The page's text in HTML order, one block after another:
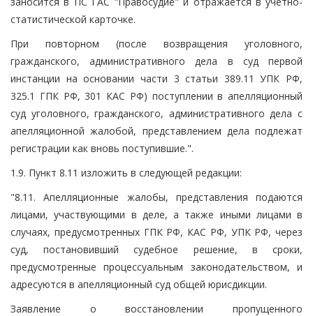
статистической карточке.
При повторном (после возвращения уголовного,
гражданского, административного дела в суд первой
инстанции на основании части 3 статьи 389.11 УПК РФ,
325.1 ГПК РФ, 301 КАС РФ) поступлении в апелляционный
суд уголовного, гражданского, административного дела с
апелляционной жалобой, представлением дела подлежат
регистрации как вновь поступившие.".
1.9. Пункт 8.11 изложить в следующей редакции:
"8.11. Апелляционные жалобы, представления подаются
лицами, участвующими в деле, а также иными лицами в
случаях, предусмотренных ГПК РФ, КАС РФ, УПК РФ, через
суд, постановивший судебное решение, в сроки,
предусмотренные процессуальным законодательством, и
адресуются в апелляционный суд общей юрисдикции.
Заявление о восстановлении пропущенного